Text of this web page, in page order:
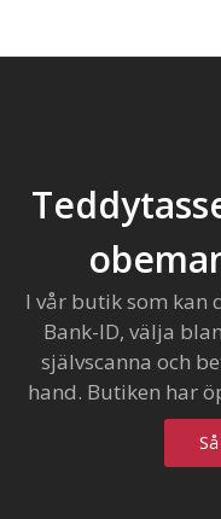
I vår butik som kan
Bank-ID, välja
självscanna och
hand. Butiken har